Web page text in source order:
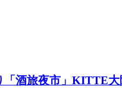
「酒旅夜市」KITTE